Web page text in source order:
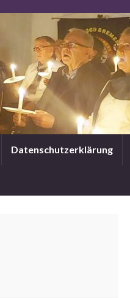
Datenschutzerklärung